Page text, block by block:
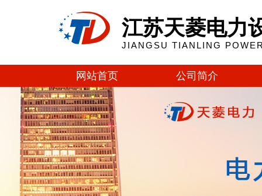
江苏天菱电力
JIANGSU TIANLING
网站首页 公司简介